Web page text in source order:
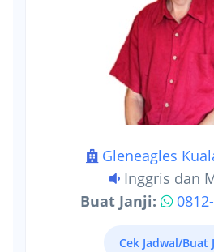
Gleneagles
Inggris dan
Buat Janji:
Cek Jadwal/Buat